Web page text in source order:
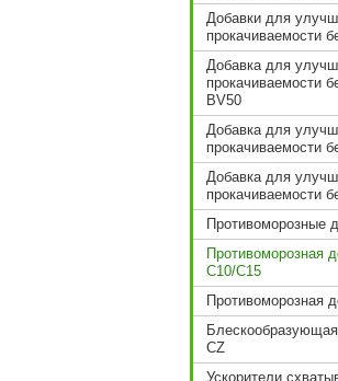
Добавки для
прокачиваемости
Добавка для
прокачиваемости
BV50
Добавка для
прокачиваемости
Добавка для
прокачиваемости
Противоморозные
Противоморозная
C10/C15
Противоморозная
CZ
Ускорители